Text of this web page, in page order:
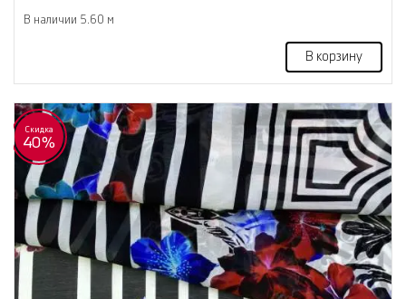
В наличии 5.60 м
В корзину
Скидка
40%